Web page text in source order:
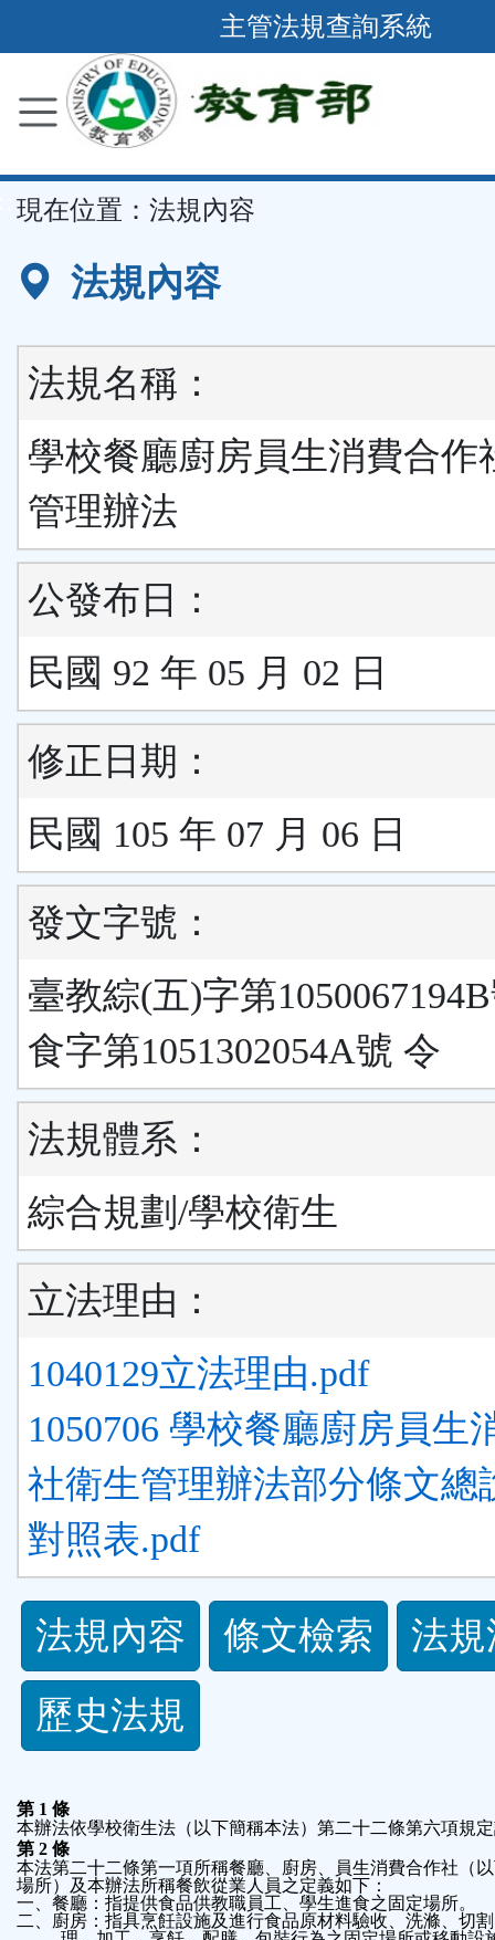
到
要
容
區
主管法規查詢系統
現在位置： 法規內容
法規內容
法規名稱：
學校餐廳廚房員生消費合作
管理辦法
公發布日：
民國 92 年 05 月 02 日
修正日期：
民國 105 年 07 月 06 日
發文字號：
臺教綜(五)字第
食字第1051302054A號 令
法規體系：
綜合規劃/學校衛生
立法理由：
1040129立法理由.pdf
1050706 學校餐廳廚房員生
社衛生管理辦法部分條文總
對照表.pdf
法
規
功
按
鈕
法規內容 條文檢索
法
歷史法規
第 1 條
本辦法依學校衛生法（以下簡稱本法）第二十二條第六項規
第 2 條
本法第二十二條第一項所稱餐廳、廚房、員生消費合作社（
場所）及本辦法所稱餐飲從業人員之定義如下：
一、餐廳：指提供食品供教職員工、學生進食之固定場所。
二、廚房：指具烹飪設施及進行食品原材料驗收、洗滌、切